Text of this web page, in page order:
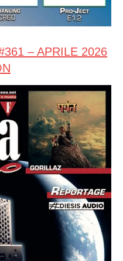
– APRILE 2026